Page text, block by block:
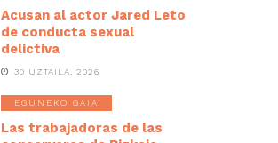
Acusan al actor Jared Leto
de conducta sexual
delictiva
30 UZTAILA, 2026
EGUNEKO GAIA
Las trabajadoras de las